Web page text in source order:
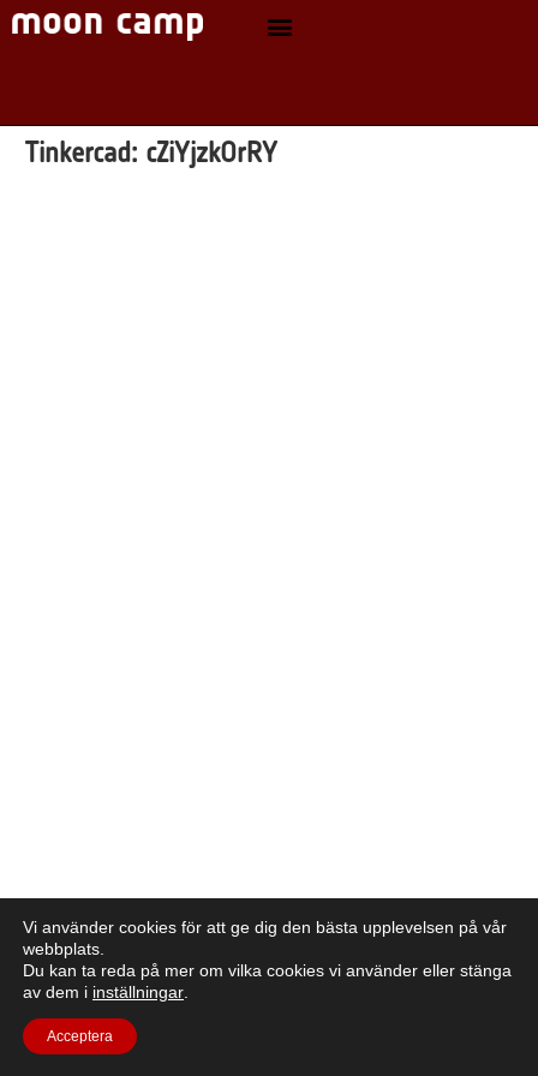
Tinkercad: cZiYjzkOrRY
Vi använder cookies för att ge dig den bästa upplevelsen på vår
webbplats.
Du kan ta reda på mer om vilka cookies vi använder eller stänga
av dem i inställningar
Acceptera